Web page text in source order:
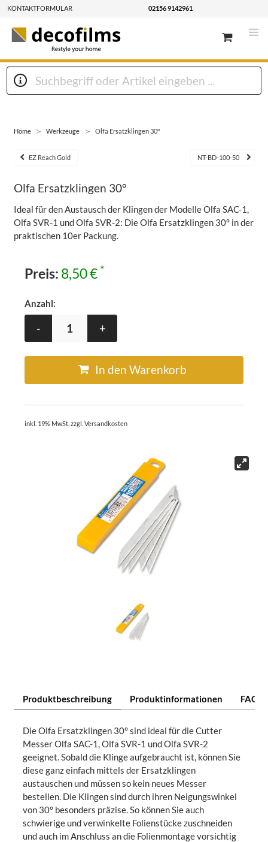
KONTAKTFORMULAR 02156 9142961
Home Werkzeuge Olfa Ersatzklingen 30°
EZ Reach Gold NT-BD-100-50
Olfa Ersatzklingen 30°
Ideal für den Austausch der Klingen der Modelle Olfa SAC-1,
Olfa SVR-1 und Olfa SVR-2: Die Olfa Ersatzklingen 30° in der
praktischen 10er Packung.
Preis: 8,50 € *
Anzahl:
- +
In den Warenkorb
inkl. 19% MwSt. zzgl. Versandkosten
Produktbeschreibung Produktinformationen FAQ
Die Olfa Ersatzklingen 30° sind ideal für die Cutter
Messer Olfa SAC-1, Olfa SVR-1 und Olfa SVR-2
geeignet. Sobald die Klinge aufgebraucht ist, können Sie
diese ganz einfach mittels der Ersatzklingen
austauschen und müssen so kein neues Messer
bestellen. Die Klingen sind durch ihren Neigungswinkel
von 30° besonders präzise. So können Sie auch
schwierige und verwinkelte Folienstücke zuschneiden
und auch im Anschluss an die Folienmontage vorsichtig